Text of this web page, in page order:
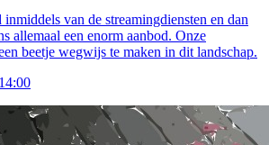
van de streamingdiensten en dan
allemaal een enorm aanbod. Onze
beetje wegwijs te maken in dit landschap.